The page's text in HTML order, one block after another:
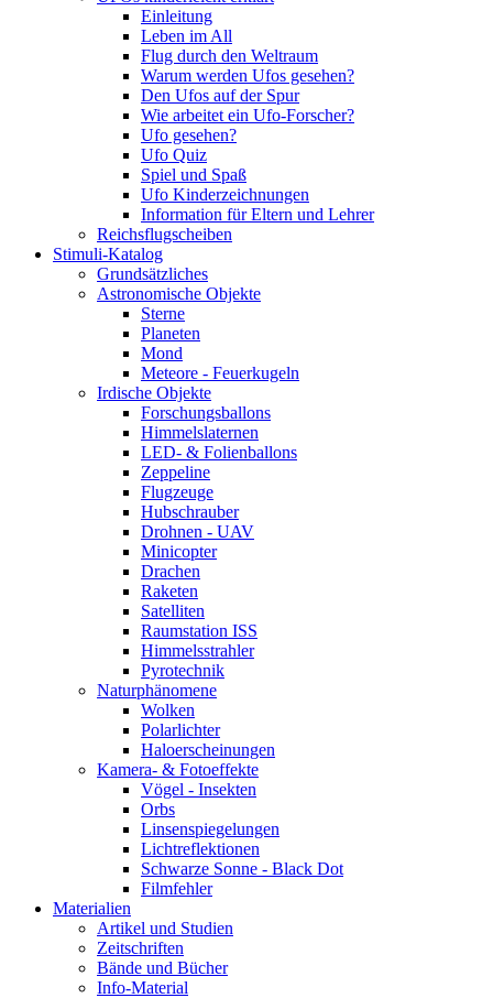
Einleitung
Leben im All
Flug durch den Weltraum
Warum werden Ufos gesehen?
Den Ufos auf der Spur
Wie arbeitet ein Ufo-Forscher?
Ufo gesehen?
Ufo Quiz
Spiel und Spaß
Ufo Kinderzeichnungen
Information für Eltern und Lehrer
Reichsflugscheiben
Stimuli-Katalog
Grundsätzliches
Astronomische Objekte
Sterne
Planeten
Mond
Meteore - Feuerkugeln
Irdische Objekte
Forschungsballons
Himmelslaternen
LED- & Folienballons
Zeppeline
Flugzeuge
Hubschrauber
Drohnen - UAV
Minicopter
Drachen
Raketen
Satelliten
Raumstation ISS
Himmelsstrahler
Pyrotechnik
Naturphänomene
Wolken
Polarlichter
Haloerscheinungen
Kamera- & Fotoeffekte
Vögel - Insekten
Orbs
Linsenspiegelungen
Lichtreflektionen
Schwarze Sonne - Black Dot
Filmfehler
Materialien
Artikel und Studien
Zeitschriften
Bände und Bücher
Info-Material